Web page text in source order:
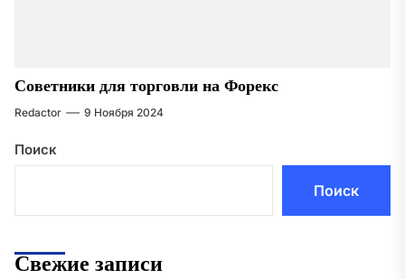
Советники для торговли на Форекс
Redactor 9 Ноября 2024
Поиск
Поиск
Свежие записи